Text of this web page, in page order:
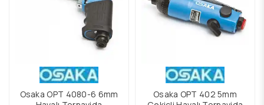
Osaka OPT 4080-6 6mm
Osaka OPT 402 5mm